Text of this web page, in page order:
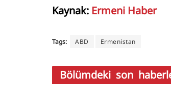
Kaynak: Ermeni Haber
Tags: ABD Ermenistan
Bölümdeki son